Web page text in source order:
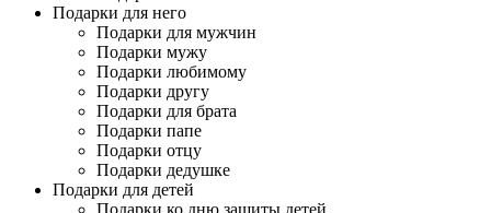
Подарки для него
Подарки для мужчин
Подарки мужу
Подарки любимому
Подарки другу
Подарки для брата
Подарки папе
Подарки отцу
Подарки дедушке
Подарки для детей
Подарки ко дню защиты детей